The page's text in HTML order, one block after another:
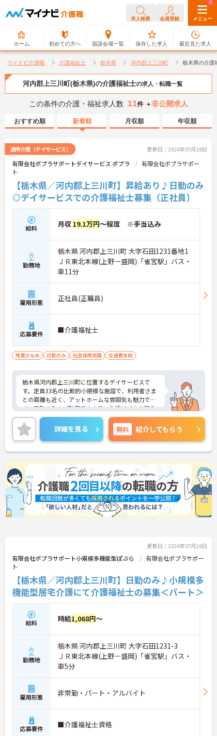
求人検索 会員登録 メニュー
ホーム 初めての方へ 面談会場一覧
0
保存した求人
0
最近見た求人
マイナビ介護職 介護福祉士 栃木県 河内郡上三川町 栃木県の介護
河内郡上三川町(栃木県)の介護福祉士の求人・転職一覧
この条件の介護・福祉求人数 11件 ＋非公開求人
おすすめ順 新着順 月収順 年収順
通所介護（デイサービス） 更新日：2026年07月28日
有限会社ポプラサポートデイサービス ポプラ
有限会社ポプラサポー
ト
【栃木県／河内郡上三川町】昇給あり♪日勤のみ
◎デイサービスでの介護福祉士募集（正社員）
給料 月収 19.1万円～程度 ※手当込み
勤務地
栃木県 河内郡上三川町 大字石田1231番地1
ＪＲ東北本線(上野－盛岡)「雀宮駅」バス・
車11分
雇用形態 正社員(正職員)
応募要件 ■介護福祉士
残業少なめ 日勤のみ 社会保険完備 交通費支給
栃木県河内郡上三川町に位置するデイサービスで
す。定員33名の比較的小規模な施設で、利用者さま
との距離も近く、アットホームな雰囲気も魅力で
す。日勤のみのご勤務ですので、生活リズムを整え
やすく無理なくご勤務いただけます♪
ご興味ある方には、面接対策ポイントなど、さらに
詳細をお話しいたしますのでお気軽にご相談くださ
い！
詳細を見る 無料 紹介してもらう
更新日：2026年07月28日
有限会社ポプラサポート小規模多機能型ぽぷら
有限会社ポプラサポー
ト
【栃木県／河内郡上三川町】日勤のみ♪小規模多
機能型居宅介護にて介護福祉士の募集＜パート＞
給料 時給1,068円～
勤務地
栃木県 河内郡上三川町 大字石田1231-3
ＪＲ東北本線(上野－盛岡)「雀宮駅」バス・
車5分
雇用形態 非常勤・パート・アルバイト
応募要件 ■介護福祉士資格